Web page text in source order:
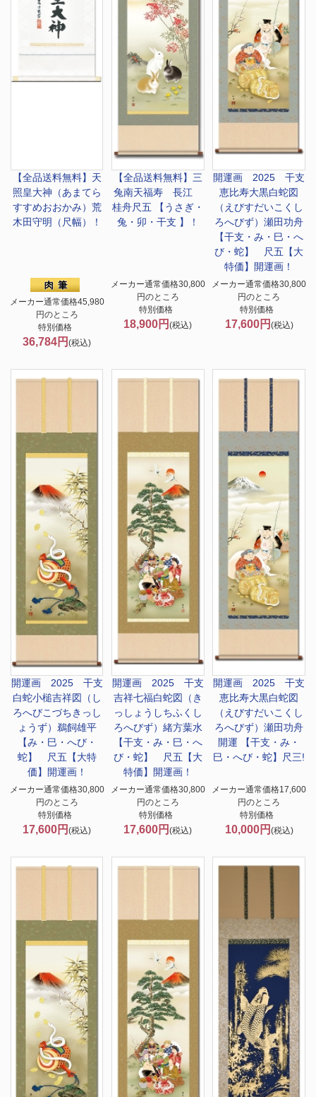
【全品送料無料】 天
照皇大神（あまてら
すすめおおかみ）荒
木田守明（尺幅）！
メーカー通常価格45,980
円のところ
特別価格
36,784円(税込)
【全品送料無料】 三
兔南天福寿 長江
桂舟尺五 【うさぎ・
兔・卯・干支 】！
メーカー通常価格30,800
円のところ
特別価格
18,900円(税込)
開運画 2025 干支
恵比寿大黒白蛇図
（えびすだいこくし
ろへびず）瀬田功舟
【干支・み・巳・へ
び・蛇】 尺五【大
特価】開運画！
メーカー通常価格30,800
円のところ
特別価格
17,600円 (税込)
開運画 2025 干支
白蛇小槌吉祥図（し
ろへびこづちきっし
ょうず）鵜飼雄平
【み・巳・へび・
蛇】 尺五【大特
価】開運画！
メーカー通常価格30,800
円のところ
特別価格
17,600円(税込)
開運画 2025 干支
吉祥七福白蛇図（き
っしょうしちふくし
ろへびず）緒方葉水
【干支・み・巳・へ
び・蛇】 尺五【大
特価】開運画！
メーカー通常価格30,800
円のところ
特別価格
17,600円(税込)
開運画 2025 干支
恵比寿大黒白蛇図
（えびすだいこくし
ろへびず）瀬田功舟
開運 【干支・み・
巳・へび・蛇】尺三!
メーカー通常価格17,600
円のところ
特別価格
10,000円 (税込)